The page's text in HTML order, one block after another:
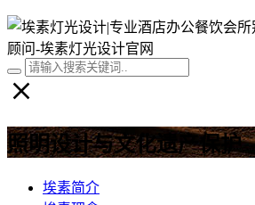
照明设计与文化遗产保护
埃素简介